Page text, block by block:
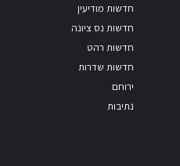
חדשות מודיעין
חדשות נס ציונה
חדשות רהט
חדשות שדרות
ירוחם
נתיבות